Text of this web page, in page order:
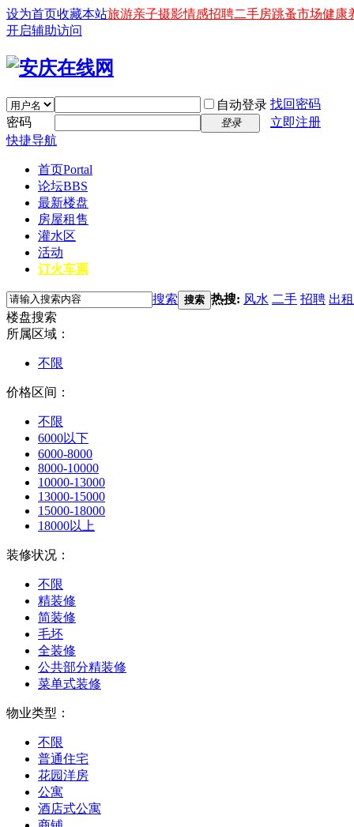
设为首页收藏本站旅游亲子摄影情感招聘二手房跳蚤市场健康
开启辅助访问
自动登录 找回密码
密码
登录
立即注册
快捷导航
首页Portal
论坛BBS
最新楼盘
房屋租售
灌水区
活动
订火车票
搜索 搜索 热搜: 风水 二手 招聘 出租
楼盘搜索
所属区域：
不限
价格区间：
不限
6000以下
6000-8000
8000-10000
10000-13000
13000-15000
15000-18000
18000以上
装修状况：
不限
精装修
简装修
毛坯
全装修
公共部分精装修
菜单式装修
物业类型：
不限
普通住宅
花园洋房
公寓
酒店式公寓